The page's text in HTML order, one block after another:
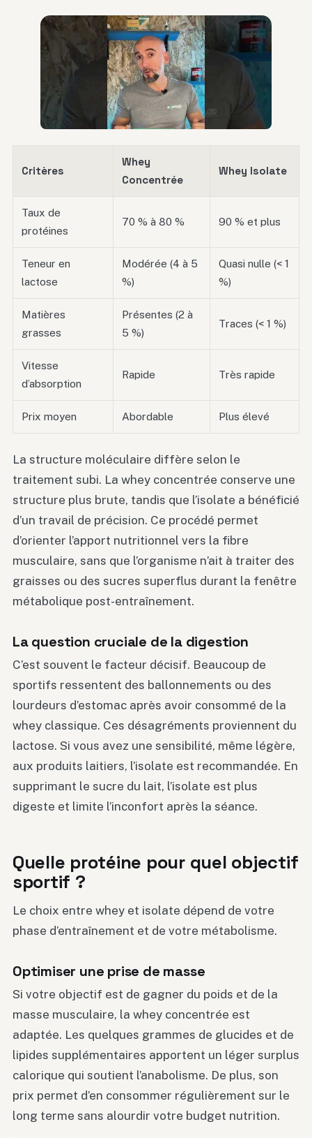
Critères
Whey
Concentrée
Whey Isolate
Taux de
protéines
70 % à 80 % 90 % et plus
Teneur en
lactose
Modérée (4 à 5
%)
Quasi nulle (< 1
%)
Matières
grasses
Présentes (2 à
5 %)
Traces (< 1 %)
Vitesse
d’absorption
Rapide Très rapide
Prix moyen Abordable Plus élevé
La structure moléculaire diffère selon le
traitement subi. La whey concentrée conserve une
structure plus brute, tandis que l’isolate a bénéficié
d’un travail de précision. Ce procédé permet
d’orienter l’apport nutritionnel vers la fibre
musculaire, sans que l’organisme n’ait à traiter des
graisses ou des sucres superflus durant la fenêtre
métabolique post-entraînement.
La question cruciale de la digestion
C’est souvent le facteur décisif. Beaucoup de
sportifs ressentent des ballonnements ou des
lourdeurs d’estomac après avoir consommé de la
whey classique. Ces désagréments proviennent du
lactose. Si vous avez une sensibilité, même légère,
aux produits laitiers, l’isolate est recommandée. En
supprimant le sucre du lait, l’isolate est plus
digeste et limite l’inconfort après la séance.
Quelle protéine pour quel objectif
sportif ?
Le choix entre whey et isolate dépend de votre
phase d’entraînement et de votre métabolisme.
Optimiser une prise de masse
Si votre objectif est de gagner du poids et de la
masse musculaire, la whey concentrée est
adaptée. Les quelques grammes de glucides et de
lipides supplémentaires apportent un léger surplus
calorique qui soutient l’anabolisme. De plus, son
prix permet d’en consommer régulièrement sur le
long terme sans alourdir votre budget nutrition.